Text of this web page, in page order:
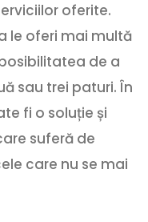
oferite.
le oferi mai multă
de a
sau trei paturi. În
fi o soluție și
suferă de
care nu se mai